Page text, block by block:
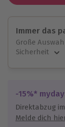
Immer das
Große
Sicherheit
Jeder
Maximale
3 Jahre
-15%*
Direktabzug
Melde dich